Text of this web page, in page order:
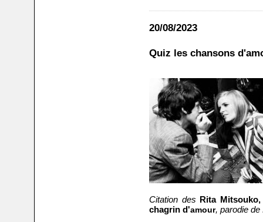
20/08/2023
Quiz les chansons
Citation des Rita
chagrin d'amour, parodie